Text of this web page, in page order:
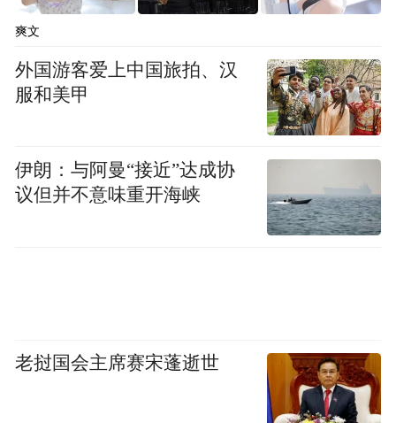
爽文
外国游客爱上中国旅拍、汉
服和美甲
伊朗：与阿曼“接近”达成协
议但并不意味重开海峡
老挝国会主席赛宋蓬逝世